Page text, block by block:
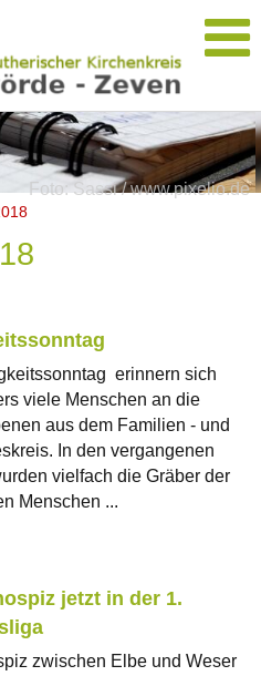
Foto: Sassi / www.pixelio.de
erinnern sich
viele Menschen an die
aus dem Familien - und
In den vergangenen
vielfach die Gräber der
Menschen ...
jetzt in der 1.
zwischen Elbe und Weser